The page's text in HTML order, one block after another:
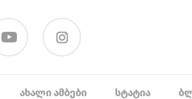
ᲐᲮᲐᲚᲘ ᲐᲛᲑᲔᲑᲘ ᲡᲢᲐᲢᲘᲐ